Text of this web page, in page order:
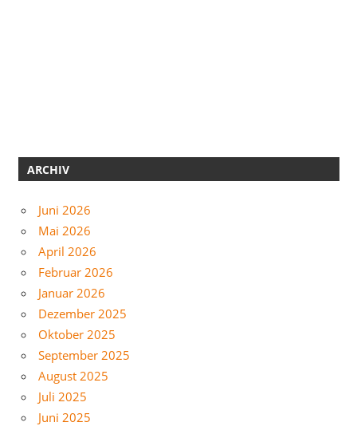
ARCHIV
Juni 2026
Mai 2026
April 2026
Februar 2026
Januar 2026
Dezember 2025
Oktober 2025
September 2025
August 2025
Juli 2025
Juni 2025